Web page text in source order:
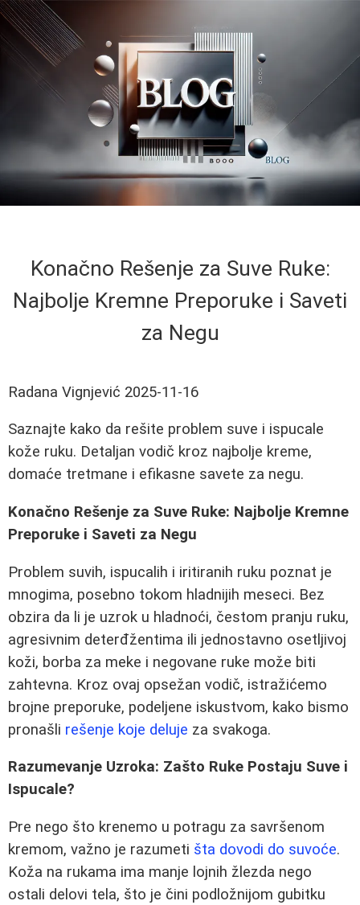
Konačno Rešenje za Suve Ruke:
Najbolje Kremne Preporuke i Saveti
za Negu
Radana Vignjević 2025-11-16
Saznajte kako da rešite problem suve i ispucale
kože ruku. Detaljan vodič kroz najbolje kreme,
domaće tretmane i efikasne savete za negu.
Konačno Rešenje za Suve Ruke: Najbolje Kremne
Preporuke i Saveti za Negu
Problem suvih, ispucalih i iritiranih ruku poznat je
mnogima, posebno tokom hladnijih meseci. Bez
obzira da li je uzrok u hladnoći, čestom pranju ruku,
agresivnim deterđžentima ili jednostavno osetljivoj
koži, borba za meke i negovane ruke može biti
zahtevna. Kroz ovaj opsežan vodič, istražićemo
brojne preporuke, podeljene iskustvom, kako bismo
pronašli rešenje koje deluje za svakoga.
Razumevanje Uzroka: Zašto Ruke Postaju Suve i
Ispucale?
Pre nego što krenemo u potragu za savršenom
kremom, važno je razumeti šta dovodi do suvoće.
Koža na rukama ima manje lojnih žlezda nego
ostali delovi tela, što je čini podložnijom gubitku